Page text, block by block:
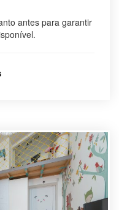
antes para garantir